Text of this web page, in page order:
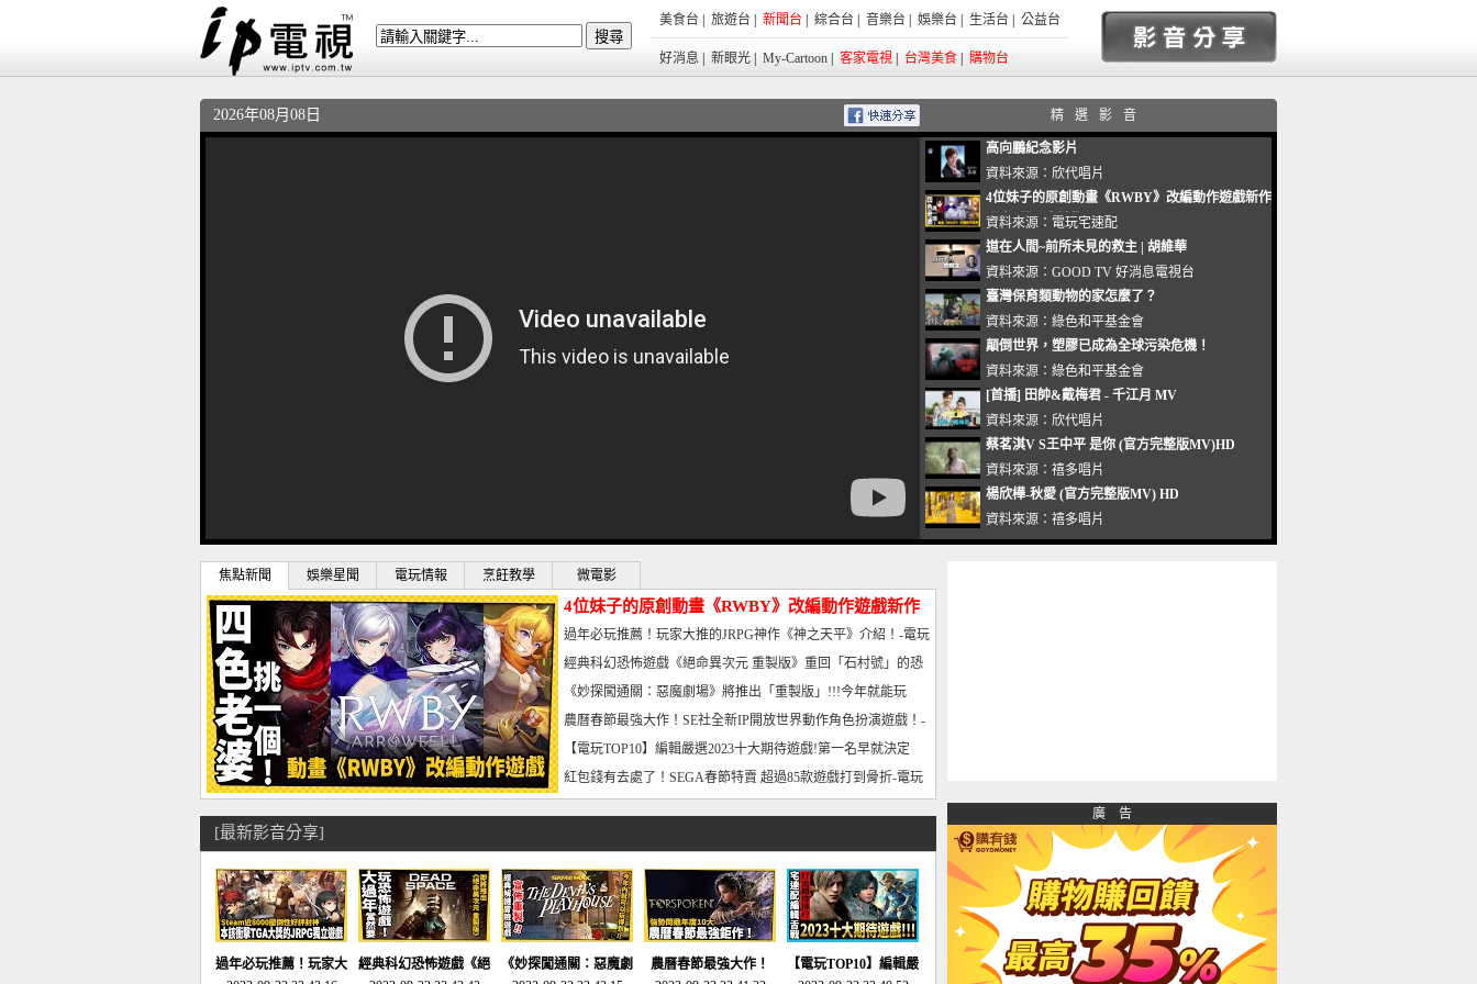
美食台 旅遊台 新聞台 綜合台 音樂台 娛樂台 生活台 公益台
好消息 新眼光 My-Cartoon 客家電視 台灣美食 購物台
2026年08月08日 精選影音
高向鵬紀念影片
資料來源： 欣代唱片
4位妹子的原創動畫《RWBY》改編動作遊戲新作
曝光_電玩宅速配20221102
資料來源： 電玩宅速配
道在人間~前所未見的救主 | 胡維華
資料來源： GOOD TV 好消息電視台
臺灣保育類動物的家怎麼了？
資料來源： 綠色和平基金會
顛倒世界，塑膠已成為全球污染危機！
資料來源： 綠色和平基金會
[首播] 田帥&戴梅君 - 千江月 MV
資料來源： 欣代唱片
蔡茗淇V S王中平 是你 (官方完整版MV)HD
資料來源： 禧多唱片
楊欣樺-秋愛 (官方完整版MV) HD
資料來源： 禧多唱片
焦點新聞 娛樂星聞 電玩情報 烹飪教學 微電影
4位妹子的原創動畫《RWBY》改編動作遊戲新作
曝光_電玩宅速配20221102
過年必玩推薦！玩家大推的JRPG神作《神之天平》介紹！-電玩
宅速配20230126
經典科幻恐怖遊戲《絕命異次元 重製版》重回「石村號」的恐
懼體驗-電玩宅速配20230125
《妙探闖通關：惡魔劇場》將推出「重製版」!!!今年就能玩
到!!-電玩宅速配20230124
農曆春節最強大作！SE社全新IP開放世界動作角色扮演遊戲！-
電玩宅速配20230123
【電玩TOP10】編輯嚴選2023十大期待遊戲!第一名早就決定
了，封面圖直接雷你!-電玩宅速配20230120
紅包錢有去處了！SEGA春節特賣 超過85款遊戲打到骨折-電玩
宅速配20230119
[最新影音分享]
過年必玩推薦！玩家大
經典科幻恐怖遊戲《絕
《妙探闖通關：惡魔劇
農曆春節最強大作！
【電玩TOP10】編輯嚴
廣 告